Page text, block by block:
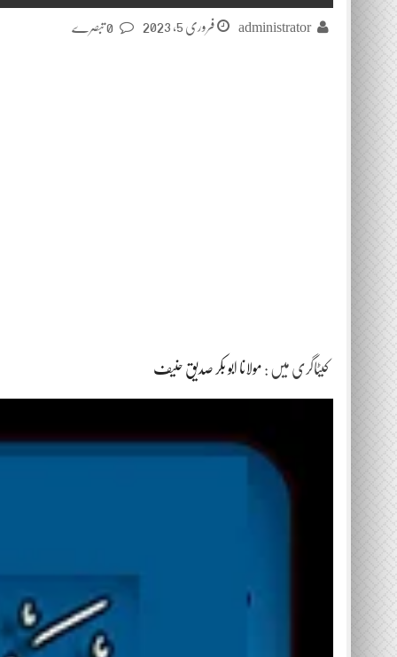
administrator فروری 5, 2023
کیٹاگری میں : مولانا ابو بکر صدیق حنیف